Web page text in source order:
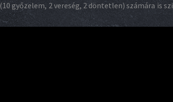
győzelem, 2 vereség, 2 döntetlen) számára is